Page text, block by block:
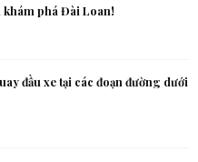
phá Đài Loan!
đầu xe tại các đoạn đường dưới